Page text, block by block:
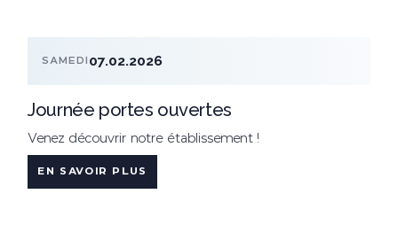
SAMEDI 07.02.2026
Journée portes ouvertes
Venez découvrir notre établissement !
EN SAVOIR PLUS